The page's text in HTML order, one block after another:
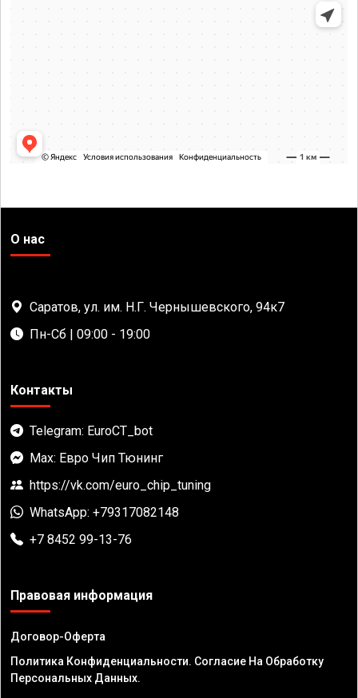
О нас
Саратов, ул. им. Н.Г. Чернышевского, 94к7
Пн-Сб | 09:00 - 19:00
Контакты
Telegram: EuroCT_bot
Max: Евро Чип Тюнинг
https://vk.com/euro_chip_tuning
WhatsApp: +79317082148
+7 8452 99-13-76
Правовая информация
Договор-Оферта
Политика Конфиденциальности. Согласие На Обработку
Персональных Данных.